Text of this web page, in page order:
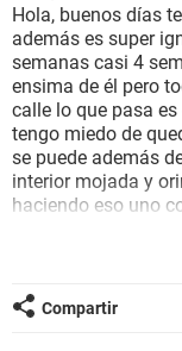
SEXUALIDAD
GLOSARIO
Hola, buenos días
además es super
semanas casi 4
ensima de él pero
calle lo que pasa
tengo miedo de
se puede además
interior mojada y
haciendo eso uno
embarazada y
me ha llegado la
porque siento mi
ando cansada me
Compartir